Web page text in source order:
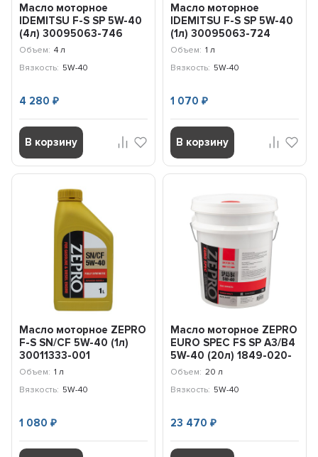
Масло моторное
IDEMITSU F-S SP 5W-40
(4л) 30095063-746
Объем: 4 л
Вязкость: 5W-40
4 280₽
В корзину
Масло моторное
IDEMITSU F-S SP 5W-40
(1л) 30095063-724
Объем: 1 л
Вязкость: 5W-40
1 070 ₽
В корзину
Масло моторное ZEPRO
F-S SN/CF 5W-40 (1л)
30011333-001
Объем: 1 л
Вязкость: 5W-40
1 080₽
Масло моторное ZEPRO
EURO SPEC FS SP A3/B4
5W-40 (20л) 1849-020-
0
Объем: 20 л
Вязкость: 5W-40
23 470 ₽